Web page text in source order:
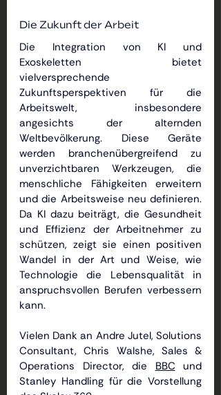
Die Zukunft der Arbeit
Die Integration von KI und
Exoskeletten bietet
vielversprechende
Zukunftsperspektiven für die
Arbeitswelt, insbesondere
angesichts der alternden
Weltbevölkerung. Diese Geräte
werden branchenübergreifend zu
unverzichtbaren Werkzeugen, die
menschliche Fähigkeiten erweitern
und die Arbeitsweise neu definieren.
Da KI dazu beiträgt, die Gesundheit
und Effizienz der Arbeitnehmer zu
schützen, zeigt sie einen positiven
Wandel in der Art und Weise, wie
Technologie die Lebensqualität in
anspruchsvollen Berufen verbessern
kann.
Vielen Dank an Andre Jutel, Solutions
Consultant, Chris Walshe, Sales &
Operations Director, die
BBC und
Stanley Handling für die Vorstellung